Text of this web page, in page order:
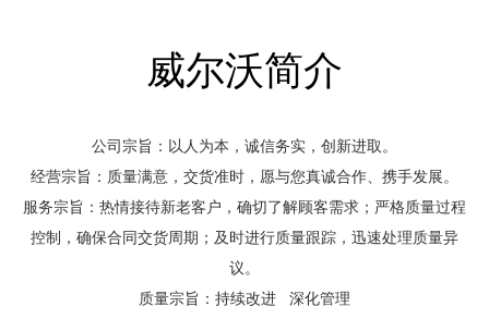
普雷茨特
系统集成
节卡
威尔沃简介
公司宗旨：以人为本，诚信务实，创新进取。
经营宗旨：质量满意，交货准时，愿与您真诚合作、携手发展。
服务宗旨：热情接待新老客户，确切了解顾客需求；严格质量过程
控制，确保合同交货周期；及时进行质量跟踪，迅速处理质量异
议。
质量宗旨：持续改进 深化管理